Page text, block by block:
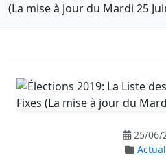
(La mise à jour du Mardi 25
25/06/